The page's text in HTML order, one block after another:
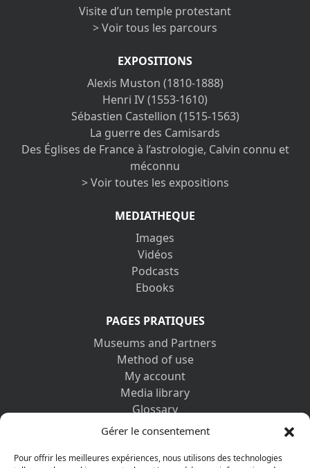
Gérer le consentement
Pour offrir les meilleures expériences, nous utilisons des technologies
Visite d’un temple protestant
> Voir tous les parcours
EXPOSITIONS
Alexis Muston (1810-1888)
Henri IV (1553-1610)
Sébastien Castellion (1515-1563)
La guerre des Camisards
Des Églises de France à l’astrologie, Calvin connu et
méconnu
> Voir toutes les expositions
MEDIATHEQUE
Images
Vidéos
Podcasts
Ebooks
PAGES PRATIQUES
Museums and Partners
Method of use
My account
Media library
Glossary
Contact us
Privacy policy